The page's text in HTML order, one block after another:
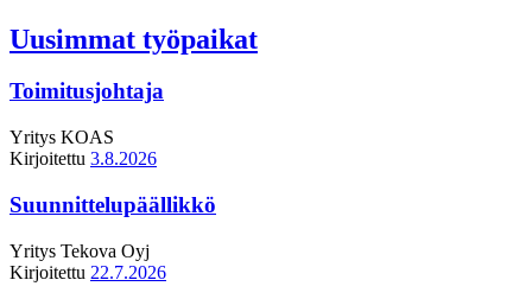
Uusimmat työpaikat
Toimitusjohtaja
Yritys KOAS
Kirjoitettu 3.8.2026
Suunnittelupäällikkö
Yritys Tekova Oyj
Kirjoitettu 22.7.2026